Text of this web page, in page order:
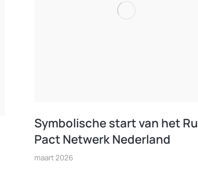
Symbolische start van het
Pact Netwerk Nederland
maart 2026